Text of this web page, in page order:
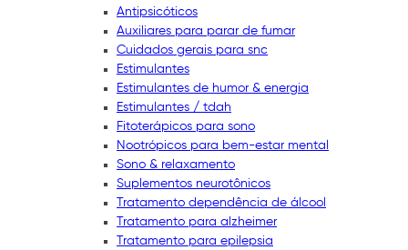
Antipsicóticos
Auxiliares para parar de fumar
Cuidados gerais para snc
Estimulantes
Estimulantes de humor & energia
Estimulantes / tdah
Fitoterápicos para sono
Nootrópicos para bem-estar mental
Sono & relaxamento
Suplementos neurotônicos
Tratamento dependência de álcool
Tratamento para alzheimer
Tratamento para epilepsia